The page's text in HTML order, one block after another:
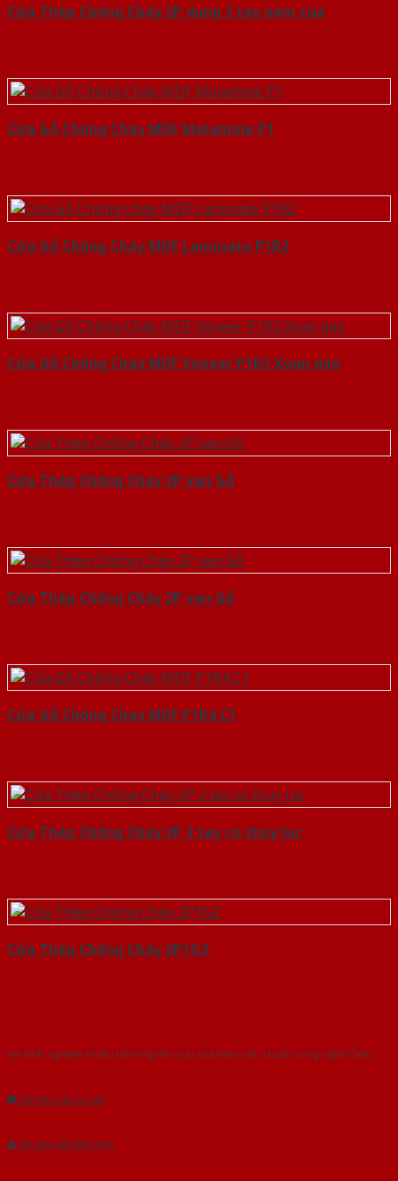
Cửa Thép Chống Cháy 2P dung 2 tay nam cua
Cửa Gỗ Chống Cháy MDF Melamine P1
Cửa Gỗ Chống Cháy MDF Laminate P1R2
Cửa Gỗ Chống Cháy MDF Veneer P1R2 Xoan dao
Cửa Thép Chống Cháy 2P van Gỗ
Cửa Thép Chống Cháy 2P van Gỗ
Cửa Gỗ Chống Cháy MDF P1R4 C1
Cửa Thép Chống Cháy 2P 2 tay co thuy luc
Cửa Thép Chống Cháy 2P1G2
Với kinh nghiệm nhiêu năm nghiên cứu cửa theo tiêu chuẩn công nghệ Châu
Âu.Chúng tôi tự tin là nhà sản xuất & cung cấp hàng đầu tại Việt Nam!
Gửi yêu cầu tư vấn
Tải báo giá tổng hợp